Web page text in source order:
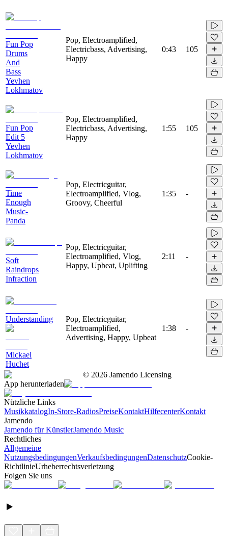
Fun Pop
Drums
And
Bass
Yevhen
Lokhmatov
Pop, Electroamplified,
Electricbass, Advertising,
Happy
0:43 105
Fun Pop
Edit 5
Yevhen
Lokhmatov
Pop, Electroamplified,
Electricbass, Advertising,
Happy
1:55 105
Time
Enough
Music-
Panda
Pop, Electricguitar,
Electroamplified, Vlog,
Groovy, Cheerful
1:35 -
Soft
Raindrops
Infraction
Pop, Electricguitar,
Electroamplified, Vlog,
Happy, Upbeat, Uplifting
2:11 -
Understanding
Mickael
Huchet
Pop, Electricguitar,
Electroamplified,
Advertising, Happy, Upbeat
1:38 -
© 2026 Jamendo Licensing
App herunterladen
Nützliche Links
MusikkatalogIn-Store-RadiosPreiseKontaktHilfecenterKontakt
Jamendo
Jamendo für KünstlerJamendo Music
Rechtliches
Allgemeine
NutzungsbedingungenVerkaufsbedingungenDatenschutzCookie-
RichtlinieUrheberrechtsverletzung
Folgen Sie uns